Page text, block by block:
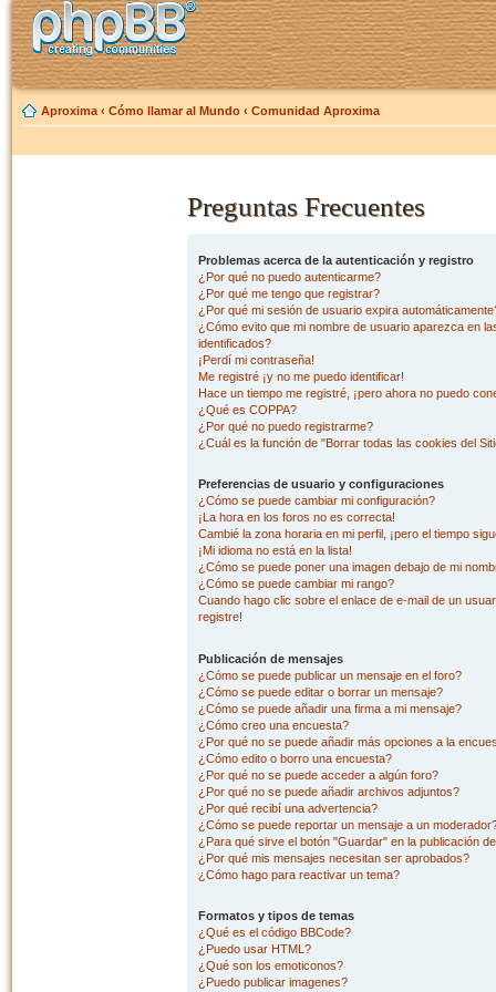
Aproxima ‹ Cómo llamar al Mundo ‹ Comunidad Aproxima
Preguntas Frecuentes
Problemas acerca de la autenticación y registro
¿Por qué no puedo autenticarme?
¿Por qué me tengo que registrar?
¿Por qué mi sesión de usuario expira
¿Cómo evito que mi nombre de usuario aparezca en
identificados?
¡Perdí mi contraseña!
Me registré ¡y no me puedo identificar!
Hace un tiempo me registré, ¡pero ahora no puedo
¿Qué es COPPA?
¿Por qué no puedo registrarme?
¿Cuál es la función de "Borrar todas las cookies del
Preferencias de usuario y configuraciones
¿Cómo se puede cambiar mi configuración?
¡La hora en los foros no es correcta!
Cambié la zona horaria en mi perfil, ¡pero el tiempo
¡Mi idioma no está en la lista!
¿Cómo se puede poner una imagen debajo de mi
¿Cómo se puede cambiar mi rango?
Cuando hago clic sobre el enlace de e-mail de un
registre!
Publicación de mensajes
¿Cómo se puede publicar un mensaje en el foro?
¿Cómo se puede editar o borrar un mensaje?
¿Cómo se puede añadir una firma a mi mensaje?
¿Cómo creo una encuesta?
¿Por qué no se puede añadir más opciones a la
¿Cómo edito o borro una encuesta?
¿Por qué no se puede acceder a algún foro?
¿Por qué no se puede añadir archivos adjuntos?
¿Por qué recibí una advertencia?
¿Cómo se puede reportar un mensaje a un
¿Para qué sirve el botón "Guardar" en la publicación
¿Por qué mis mensajes necesitan ser aprobados?
¿Cómo hago para reactivar un tema?
Formatos y tipos de temas
¿Qué es el código BBCode?
¿Puedo usar HTML?
¿Qué son los emoticonos?
¿Puedo publicar imagenes?